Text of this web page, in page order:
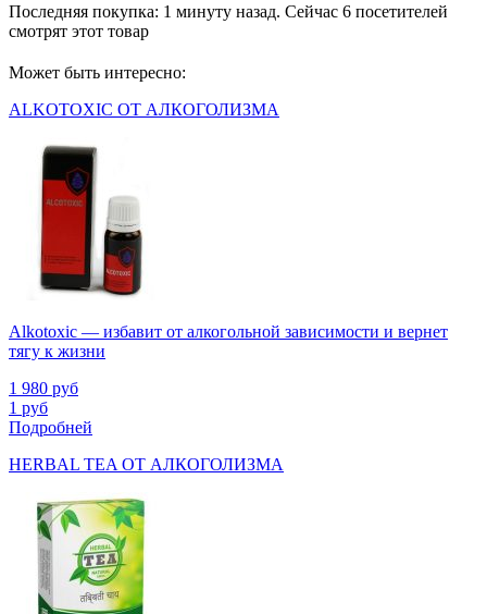
Последняя покупка: 1 минуту назад. Сейчас 6 посетителей
смотрят этот товар
Может быть интересно:
ALKOTOXIC ОТ АЛКОГОЛИЗМА
Alkotoxic — избавит от алкогольной зависимости и вернет
тягу к жизни
1 980 руб
1 руб
Подробней
HERBAL TEA ОТ АЛКОГОЛИЗМА